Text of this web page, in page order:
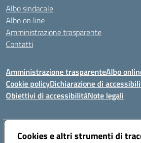
Cookies e altri strumenti di
Albo sindacale
Albo on line
Amministrazione trasparente
Contatti
Amministrazione trasparenteAlbo
Cookie policyDichiarazione di
Obiettivi di accessibilitàNote legali
Indirizzo:Via Carducci Settimo San Pietro (CA)